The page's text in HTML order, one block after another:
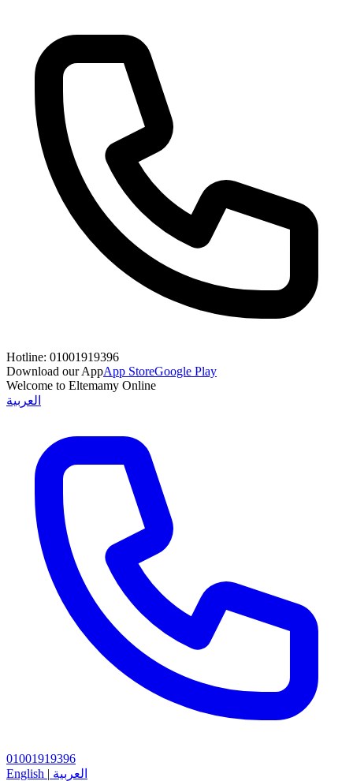
Hotline: 01001919396
Download our AppApp StoreGoogle Play
Welcome to Eltemamy Online
العربية
01001919396
English | العربية